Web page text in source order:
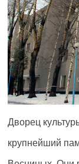
Дворец
крупнейший